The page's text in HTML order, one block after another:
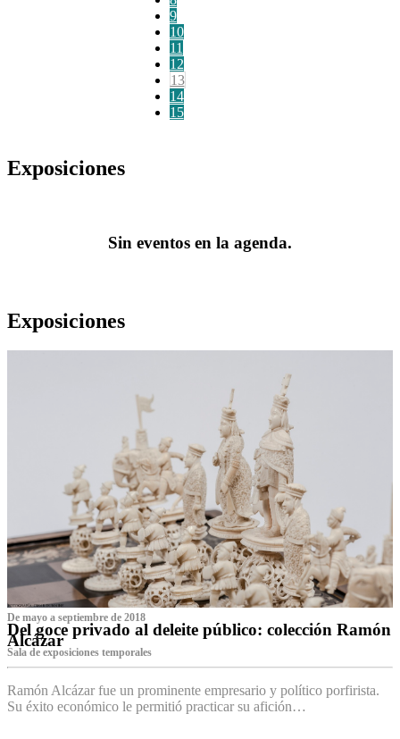
9
10
11
12
13
14
15
Exposiciones
Sin eventos en la agenda.
Exposiciones
De mayo a septiembre de 2018
Del goce privado al deleite público: colección Ramón
Alcázar
Sala de exposiciones temporales
Ramón Alcázar fue un prominente empresario y político porfirista.
Su éxito económico le permitió practicar su afición…